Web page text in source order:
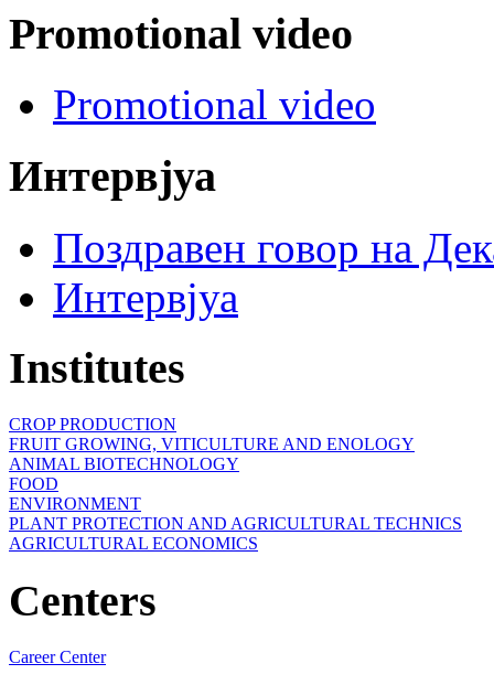
Promotional video
Promotional video
Интервјуа
Поздравен говор на
Интервјуа
Institutes
CROP PRODUCTION
FRUIT GROWING, VITICULTURE AND ENOLOGY
ANIMAL BIOTECHNOLOGY
FOOD
ENVIRONMENT
PLANT PROTECTION AND AGRICULTURAL TECHNICS
AGRICULTURAL ECONOMICS
Centers
Career Center